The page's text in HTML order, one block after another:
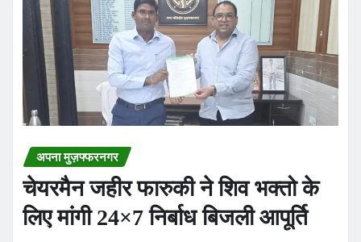
अपना मुज़फ्फरनगर
चेयरमैन जहीर फारुकी ने शिव भक्तो के
लिए मांगी 24×7 निर्बाध बिजली आपूर्ति
TRUE STORY Jul 31, 2026 0